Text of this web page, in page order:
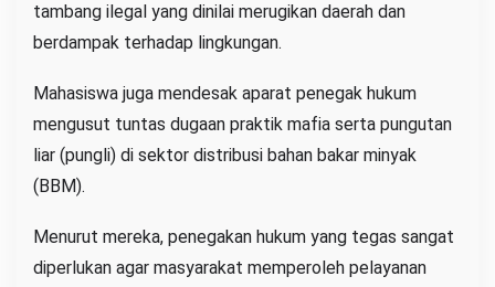
tambang ilegal yang dinilai merugikan daerah dan
berdampak terhadap lingkungan.
Mahasiswa juga mendesak aparat penegak hukum
mengusut tuntas dugaan praktik mafia serta pungutan
liar (pungli) di sektor distribusi bahan bakar minyak
(BBM).
Menurut mereka, penegakan hukum yang tegas sangat
diperlukan agar masyarakat memperoleh pelayanan